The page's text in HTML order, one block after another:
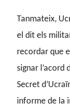
Tanmateix,
el dit els
recordar que
signar l’acord
Secret
informe de la